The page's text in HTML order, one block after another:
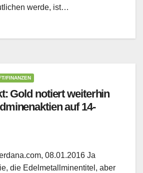
werde, ist…
FINANZEN
Gold notiert weiterhin
auf 14-
08.01.2016 Ja
die Edelmetallminentitel, aber